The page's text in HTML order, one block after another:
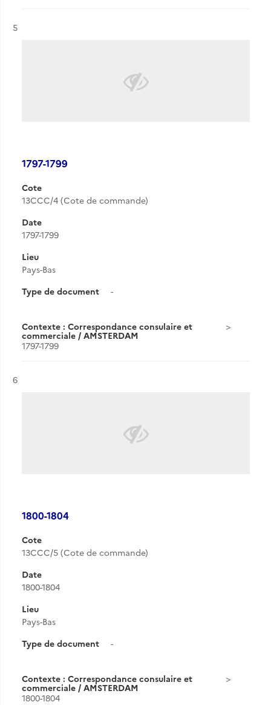
Résultat n°
5
1797-1799
Cote
13CCC/4 (Cote de commande)
Date
1797-1799
Lieu
Pays-Bas
Type de document
-
Contexte : Correspondance consulaire et
commerciale / AMSTERDAM
1797-1799
Résultat n°
6
1800-1804
Cote
13CCC/5 (Cote de commande)
Date
1800-1804
Lieu
Pays-Bas
Type de document
-
Contexte : Correspondance consulaire et
commerciale / AMSTERDAM
1800-1804